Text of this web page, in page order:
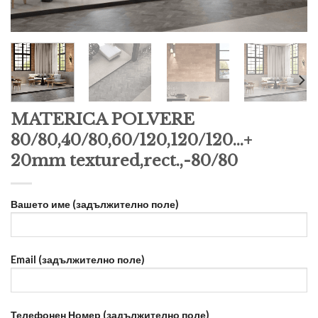
MATERICA POLVERE
80/80,40/80,60/120,120/120…+
20mm textured,rect.,-80/80
Вашето име (задължително поле)
Email (задължително поле)
Телефонен Номер (задължително поле)